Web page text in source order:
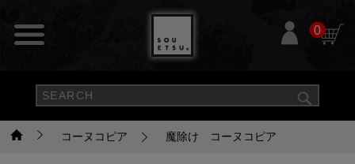
0
コーヌコピア 魔除け コーヌコピア